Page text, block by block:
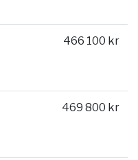
466 100 kr
469 800 kr